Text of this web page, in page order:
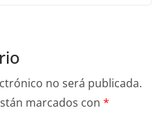
no será publicada.
marcados con *